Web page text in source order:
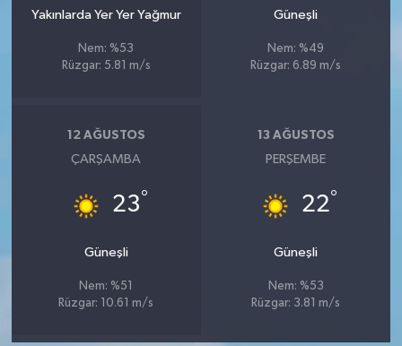
Yakınlarda Yer Yer Yağmur
Nem: %53
Rüzgar: 5.81 m/s
Güneşli
Nem: %49
Rüzgar: 6.89 m/s
12 AĞUSTOS
ÇARŞAMBA
23°
Güneşli
Nem: %51
Rüzgar: 10.61 m/s
13 AĞUSTOS
PERŞEMBE
22°
Güneşli
Nem: %53
Rüzgar: 3.81 m/s